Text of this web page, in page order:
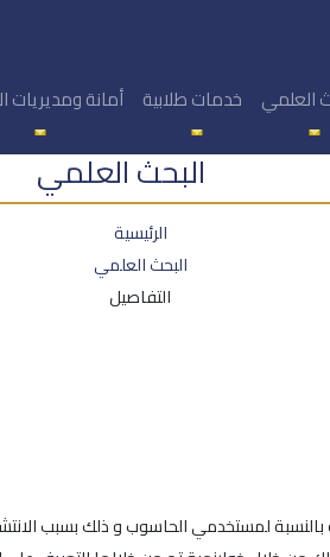
العلمي خدمات طلابية أمانة ومديريات
البحث العلمي
الرئيسية
البحث العلمي
التفاصيل
لمستخدمي الحاسوب و ذلك بسبب